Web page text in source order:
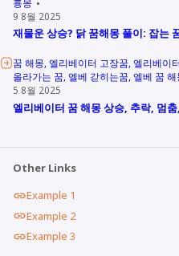
9 8월 2025
재물운 상승? 닭 꿈해몽 풀이: 잡는
꿈 해몽 엘리베이터 고장꿈 엘리베이
올라가는 꿈 엘베 갇히는꿈 엘베 꿈 해
5 8월 2025
엘리베이터 꿈 해몽 상승, 추락, 멈
Other Links
Example 1
Example 2
Example 3